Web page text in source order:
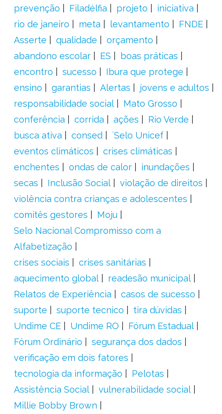
prevenção
Filadélfia projeto
iniciativa
rio de janeiro
meta levantamento
FNDE
Asserte
qualidade
orçamento
abandono escolar
ES
boas práticas
encontro
sucesso
Ibura que protege
ensino
garantias Alertas
jovens e adultos
responsabilidade social
Mato Grosso
conferência
corrida ações
Rio Verde
busca ativa
consed
´Selo Unicef
eventos climáticos
crises climáticas
enchentes
ondas de calor
inundações
secas
Inclusão Social
violação de direitos
violência contra crianças e adolescentes
comitês gestores
Moju
Selo Nacional Compromisso com a
Alfabetização
crises sociais
crises sanitárias
aquecimento global
readesão municipal
Relatos de Experiência
casos de sucesso
suporte
suporte tecnico
tira dúvidas
Undime CE
Undime RO
Fórum Estadual
Fórum Ordinário
segurança dos dados
verificação em dois fatores
tecnologia da informação
Pelotas
Assistência Social
vulnerabilidade social
Millie Bobby Brown